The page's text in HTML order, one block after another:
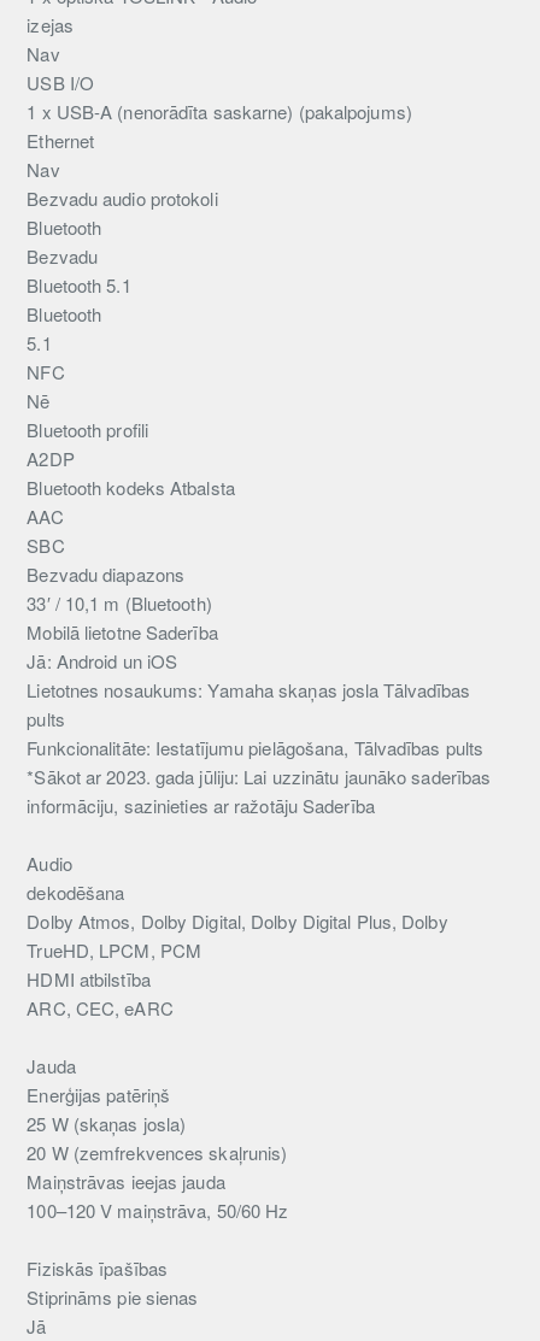
izejas
Nav
USB I/O
1 x USB-A (nenorādīta saskarne) (pakalpojums)
Ethernet
Nav
Bezvadu audio protokoli
Bluetooth
Bezvadu
Bluetooth 5.1
Bluetooth
5.1
NFC
Nē
Bluetooth profili
A2DP
Bluetooth kodeks Atbalsta
AAC
SBC
Bezvadu diapazons
33′ / 10,1 m (Bluetooth)
Mobilā lietotne Saderība
Jā: Android un iOS
Lietotnes nosaukums: Yamaha skaņas josla Tālvadības
pults
Funkcionalitāte: Iestatījumu pielāgošana, Tālvadības pults
*Sākot ar 2023. gada jūliju: Lai uzzinātu jaunāko saderības
informāciju, sazinieties ar ražotāju Saderība
Audio
dekodēšana
Dolby Atmos, Dolby Digital, Dolby Digital Plus, Dolby
TrueHD, LPCM, PCM
HDMI atbilstība
ARC, CEC, eARC
Jauda
Enerģijas patēriņš
25 W (skaņas josla)
20 W (zemfrekvences skaļrunis)
Maiņstrāvas ieejas jauda
100–120 V maiņstrāva, 50/60 Hz
Fiziskās īpašības
Stiprināms pie sienas
Jā